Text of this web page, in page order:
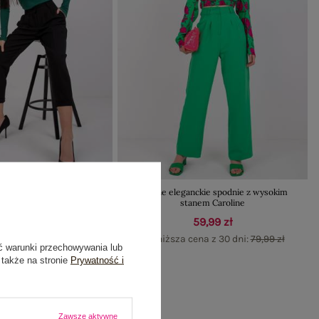
z 30 dni: 69,99 zł
Zielone eleganckie spodnie z wysokim
stanem Caroline
59,99 zł
Najniższa cena z 30 dni:79,99 zł
warunki przechowywania lub
na stronie Prywatność i
Zawsze aktywne